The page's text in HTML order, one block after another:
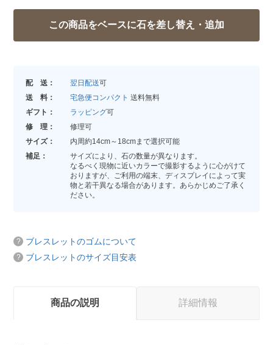
配 送： 翌日配送可
送 料：
宅急便コンパクト 送料無料
ギフト：
ラッピング可
修 理：
修理可
サイズ：
内周約14cm～18cmまで選択可能
補足：
サイズにより、石の数量が異なります。
なるべく現物に近いカラーで撮影するように心がけて
おりますが、ご利用の端末、ディスプレイによって実
物と若干異なる場合があります。あらかじめご了承く
ださい。
ブレスレットのゴムについて
ブレスレットのサイズ目安表
商品の説明 詳細情報